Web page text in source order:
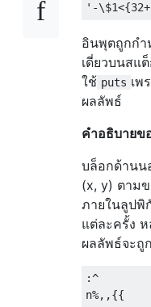
อินพุตถูกกำ
เดี่ยวบนสแ
ใช้ puts เพ
ผลลัพธ์
คำอธิบายข
บล็อกด้านน
(x, y) ตาม
ภายในลูปพิ
แต่ละครั้ง
ผลลัพธ์จะถู
:^
n%,,{{